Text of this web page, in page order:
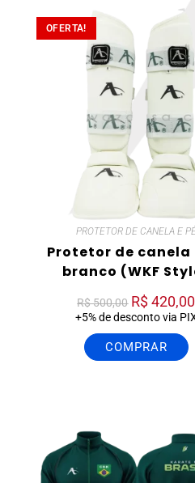
OFERTA!
PROTETOR DE CANELA E
Protetor de canela
branco (WKF
R$500,00 R$420,00
+5% de desconto via
COMPRAR